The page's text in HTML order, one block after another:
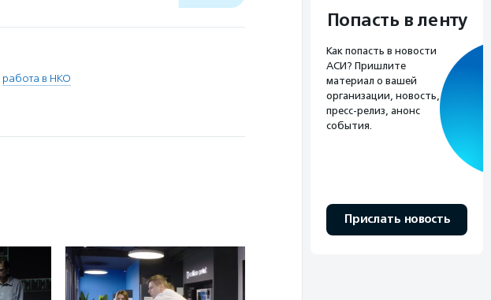
работа в НКО
Попасть в ленту
Как попасть в новости
АСИ? Пришлите
материал о вашей
организации, новость,
пресс-релиз, анонс
события.
Прислать новость